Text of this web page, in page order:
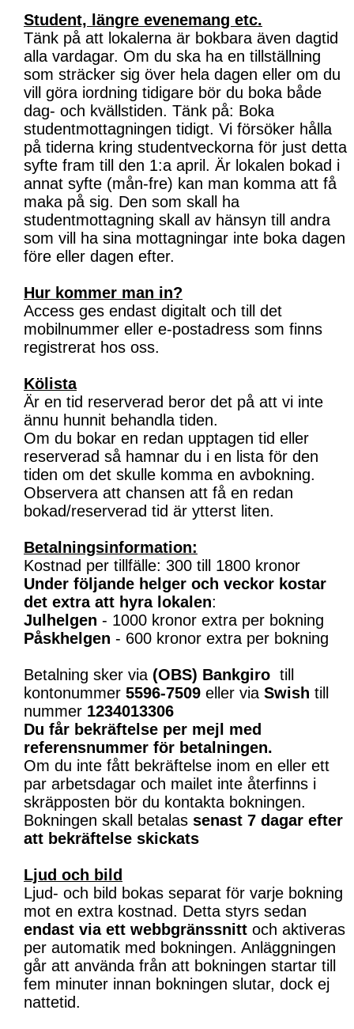
Student, längre evenemang etc.
Tänk på att lokalerna är bokbara även dagtid
alla vardagar. Om du ska ha en tillställning
som sträcker sig över hela dagen eller om du
vill göra iordning tidigare bör du boka både
dag- och kvällstiden. Tänk på: Boka
studentmottagningen tidigt. Vi försöker hålla
på tiderna kring studentveckorna för just detta
syfte fram till den 1:a april. Är lokalen bokad i
annat syfte (mån-fre) kan man komma att få
maka på sig. Den som skall ha
studentmottagning skall av hänsyn till andra
som vill ha sina mottagningar inte boka dagen
före eller dagen efter.
Hur kommer man in?
Access ges endast digitalt och till det
mobilnummer eller e-postadress som finns
registrerat hos oss.
Kölista
Är en tid reserverad beror det på att vi inte
ännu hunnit behandla tiden.
Om du bokar en redan upptagen tid eller
reserverad så hamnar du i en lista för den
tiden om det skulle komma en avbokning.
Observera att chansen att få en redan
bokad/reserverad tid är ytterst liten.
Betalningsinformation:
Kostnad per tillfälle: 300 till 1800 kronor
Under följande helger och veckor kostar
det extra att hyra lokalen:
Julhelgen - 1000 kronor extra per bokning
Påskhelgen - 600 kronor extra per bokning
Betalning sker via (OBS) Bankgiro till
kontonummer 5596-7509 eller via Swish till
nummer 1234013306
Du får bekräftelse per mejl med
referensnummer för betalningen.
Om du inte fått bekräftelse inom en eller ett
par arbetsdagar och mailet inte återfinns i
skräpposten bör du kontakta bokningen.
Bokningen skall betalas senast 7 dagar efter
att bekräftelse skickats
Ljud och bild
Ljud- och bild bokas separat för varje bokning
mot en extra kostnad. Detta styrs sedan
endast via ett webbgränssnitt och aktiveras
per automatik med bokningen. Anläggningen
går att använda från att bokningen startar till
fem minuter innan bokningen slutar, dock ej
nattetid.